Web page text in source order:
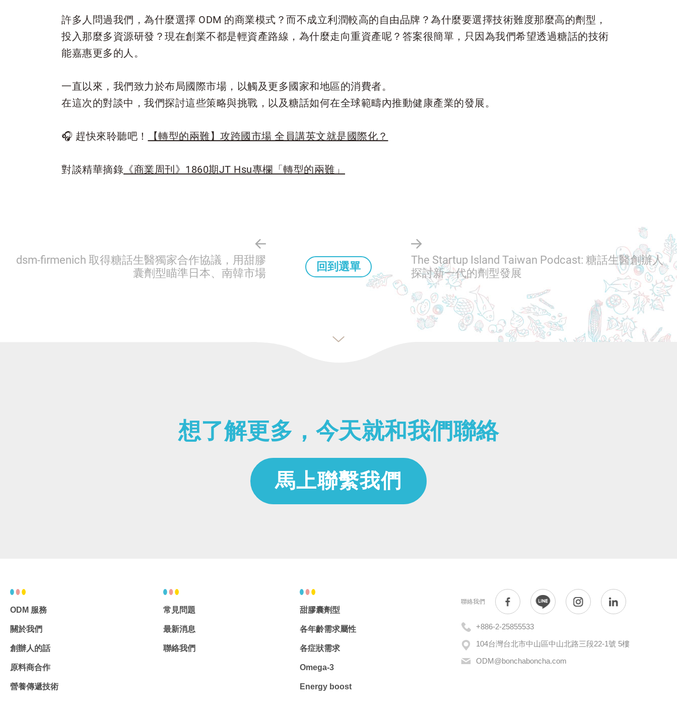
許多人問過我們，為什麼選擇 ODM 的商業模式？而不成立利潤較高的自由品牌？為什麼要選擇技術難度那麼高的劑型，
投入那麼多資源研發？現在創業不都是輕資產路線，為什麼走向重資產呢？答案很簡單，只因為我們希望透過糖話的技術
能嘉惠更多的人。
一直以來，我們致力於布局國際市場，以觸及更多國家和地區的消費者。
在這次的對談中，我們探討這些策略與挑戰，以及糖話如何在全球範疇內推動健康產業的發展。
🎧 趕快來聆聽吧！ 【轉型的兩難】攻跨國市場 全員講英文就是國際化？
對談精華摘錄 《商業周刊》1860期JT Hsu專欄「轉型的兩難」
dsm-firmenich 取得糖話生醫獨家合作協議，用甜膠
囊劑型瞄準日本、南韓市場
The Startup Island Taiwan Podcast: 糖話生醫創辦人
探討新一代的劑型發展
回到選單
想了解更多，今天就和我們聯絡
馬上聯繫我們
ODM 服務
關於我們
創辦人的話
原料商合作
營養傳遞技術
常見問題
最新消息
聯絡我們
甜膠囊劑型
各年齡需求屬性
各症狀需求
Omega-3
Energy boost
聯絡我們
+886-2-25855533
104台灣台北市中山區中山北路三段22-1號 5樓
ODM@bonchaboncha.com